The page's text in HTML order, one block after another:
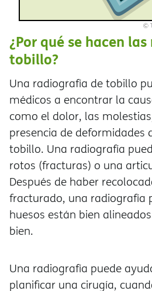
¿Por qué se hacen
tobillo?
Una radiografía de tobillo
médicos a encontrar la
como el dolor, las
presencia de deformidades
tobillo. Una radiografía
rotos (fracturas) o una
Después de haber
fracturado, una radiografía
huesos están bien
bien.
Una radiografía puede
planificar una cirugía,